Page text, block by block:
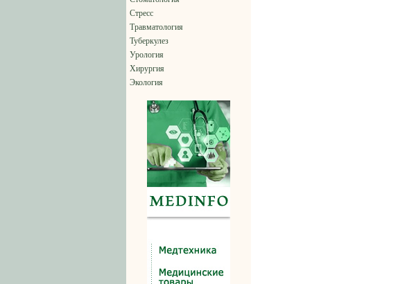
Стресс
Травматология
Туберкулез
Урология
Хирургия
Экология